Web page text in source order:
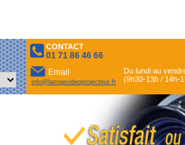
CONTACT
01 71 86 46 66
Email
info@lampevideoprojecteur.fr
Du lundi au
(9h30-13h / 14h-